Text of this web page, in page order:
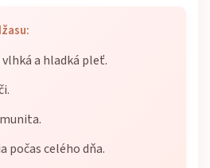
a hladká pleť.
počas celého dňa.